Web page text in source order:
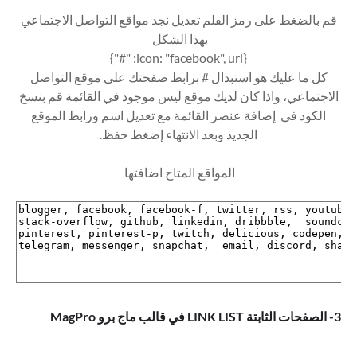
قم بالضغط على رمز القلم تعديل نجد مواقع التواصل الاجتماعي
بهذا الشكل
{icon: "facebook", url: "#"}
كل ما عليك هو استبدال # برابط صفحتك على موقع التواصل
الاجتماعي، واذا كان لديك موقع ليس موجود في القائمة قم بنسخ
الكود في إضافة عنصر القائمة مع تعديل اسم ورابط الموقع
الجديد وبعد الانتهاء إضغط حفظ.
المواقع المتاح اضافتها
3- الصفحات الثابتة LINK LIST في قالب ماج برو MagPro